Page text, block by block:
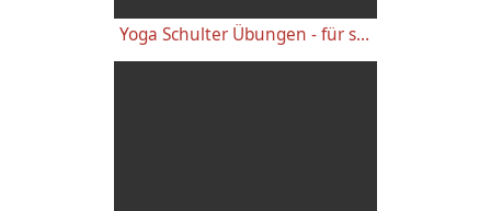
Yoga Schulter Übungen - für starke gesunde Schultern, gegen Schulterschmerzen